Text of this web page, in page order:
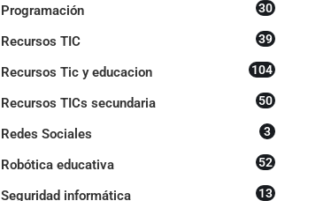
Programación 30
Recursos TIC 39
Recursos Tic y educacion 104
Recursos TICs secundaria 50
Redes Sociales 3
Robótica educativa 52
Seguridad informática 13